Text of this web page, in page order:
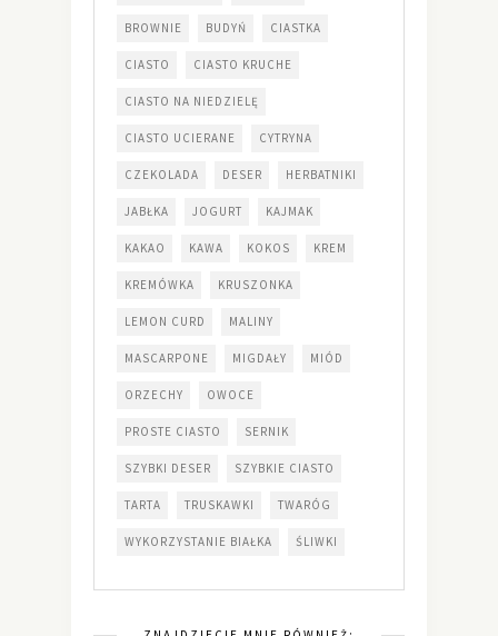
BROWNIE BUDYŃ CIASTKA
CIASTO CIASTO KRUCHE
CIASTO NA NIEDZIELĘ
CIASTO UCIERANE CYTRYNA
CZEKOLADA DESER HERBATNIKI
JABŁKA JOGURT KAJMAK
KAKAO KAWA KOKOS KREM
KREMÓWKA KRUSZONKA
LEMON CURD MALINY
MASCARPONE MIGDAŁY MIÓD
ORZECHY OWOCE
PROSTE CIASTO SERNIK
SZYBKI DESER SZYBKIE CIASTO
TARTA TRUSKAWKI TWARÓG
WYKORZYSTANIE BIAŁKA ŚLIWKI